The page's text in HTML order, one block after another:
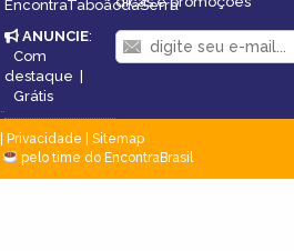
EncontraTaboãodaSerra
ANUNCIE:
Com
destaque |
Grátis
Privacidade
Sitemap
pelo time do EncontraBrasil